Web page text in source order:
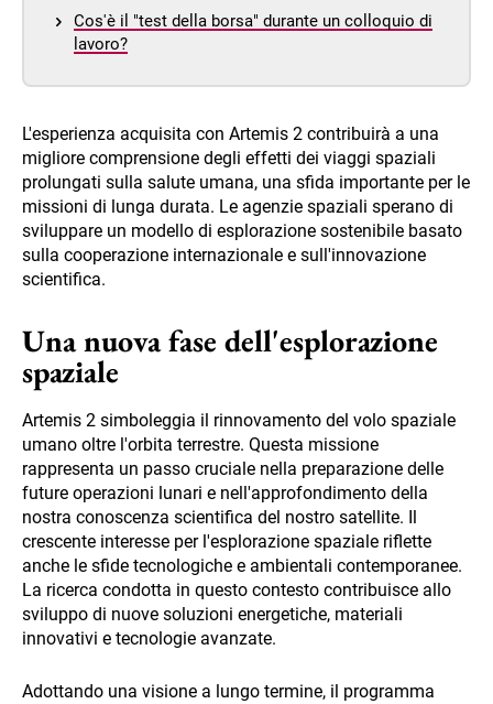
Cos'è il "test della borsa" durante un colloquio di
lavoro?
L'esperienza acquisita con Artemis 2 contribuirà a una
migliore comprensione degli effetti dei viaggi spaziali
prolungati sulla salute umana, una sfida importante per le
missioni di lunga durata. Le agenzie spaziali sperano di
sviluppare un modello di esplorazione sostenibile basato
sulla cooperazione internazionale e sull'innovazione
scientifica.
Una nuova fase dell'esplorazione
spaziale
Artemis 2 simboleggia il rinnovamento del volo spaziale
umano oltre l'orbita terrestre. Questa missione
rappresenta un passo cruciale nella preparazione delle
future operazioni lunari e nell'approfondimento della
nostra conoscenza scientifica del nostro satellite. Il
crescente interesse per l'esplorazione spaziale riflette
anche le sfide tecnologiche e ambientali contemporanee.
La ricerca condotta in questo contesto contribuisce allo
sviluppo di nuove soluzioni energetiche, materiali
innovativi e tecnologie avanzate.
Adottando una visione a lungo termine, il programma